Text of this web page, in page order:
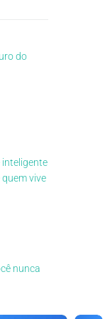
do
inteligente
vive
nunca